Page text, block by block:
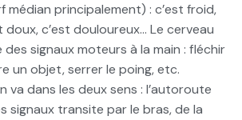
médian principalement) : c’est froid,
doux, c’est douloureux… Le cerveau
signaux moteurs à la main : fléchir
un objet, serrer le poing, etc.
va dans les deux sens : l’autoroute
signaux transite par le bras, de la